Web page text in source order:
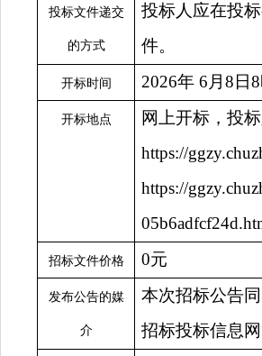
投标文件递交
的方式
投标人应在投
件。
开标时间 2026年 6 月8 日8
开标地点
网上开标，投
https://
https://
招标文件价格 0元
发布公告的媒
介
本次招标公告
招标投标信息网